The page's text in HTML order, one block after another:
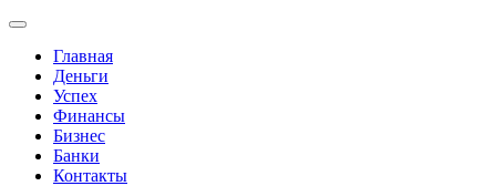
Главная
Деньги
Успех
Финансы
Бизнес
Банки
Контакты